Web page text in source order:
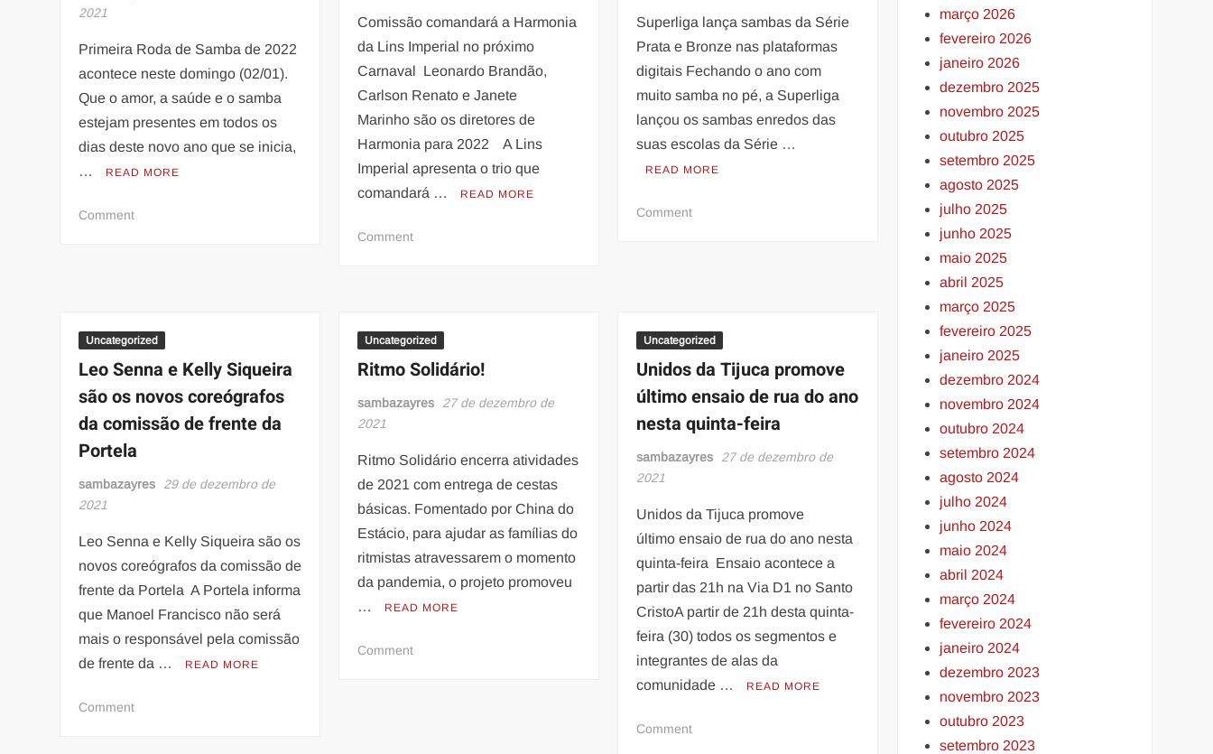
2021
Primeira Roda de Samba de 2022
acontece neste domingo (02/01).
Que o amor, a saúde e o samba
estejam presentes em todos os
dias deste novo ano que se inicia,
…
READ MORE
Commenton
de
de
2022
acontece
(02/01).
Comissão comandará a Harmonia
da Lins Imperial no próximo
Carnaval Leonardo Brandão,
Carlson Renato e Janete
Marinho são os diretores de
Harmonia para 2022 A Lins
Imperial apresenta o trio que
comandará …
READ MORE
Commenton
da
Lins
Imperial
no
Superliga lança sambas da Série
Prata e Bronze nas plataformas
digitais Fechando o ano com
muito samba no pé, a Superliga
lançou os sambas enredos das
suas escolas da Série …
READ MORE
Commenton
Prata
Bronze
nas
plataformas
Uncategorized
Leo Senna e Kelly Siqueira
são os novos coreógrafos
da comissão de frente da
Portela
sambazayres
29 de dezembro de
2021
Leo Senna e Kelly Siqueira são os
novos coreógrafos da comissão de
frente da Portela A Portela informa
que Manoel Francisco não será
mais o responsável pela comissão
de frente da …
READ MORE
Commenton
Uncategorized
Ritmo Solidário!
sambazayres
27 de dezembro de
2021
Ritmo Solidário encerra atividades
de 2021 com entrega de cestas
básicas. Fomentado por China do
Estácio, para ajudar as famílias do
ritmistas atravessarem o momento
da pandemia, o projeto promoveu
…
READ MORE
Commenton
Uncategorized
Unidos da Tijuca promove
último ensaio de rua do ano
nesta quinta-feira
sambazayres
27 de dezembro de
2021
Unidos da Tijuca promove
último ensaio de rua do ano nesta
quinta-feira Ensaio acontece a
partir das 21h na Via D1 no Santo
CristoA partir de 21h desta quinta-
feira (30) todos os segmentos e
integrantes de alas da
comunidade …
READ MORE
Commenton
março 2026
fevereiro 2026
janeiro 2026
dezembro 2025
novembro 2025
outubro 2025
setembro 2025
agosto 2025
julho 2025
junho 2025
maio 2025
abril 2025
março 2025
fevereiro 2025
janeiro 2025
dezembro 2024
novembro 2024
outubro 2024
setembro 2024
agosto 2024
julho 2024
junho 2024
maio 2024
abril 2024
março 2024
fevereiro 2024
janeiro 2024
dezembro 2023
novembro 2023
outubro 2023
setembro 2023